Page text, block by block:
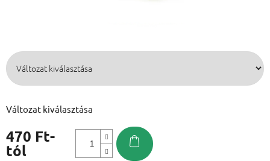
470 Ft-
tól
Változat kiválasztása